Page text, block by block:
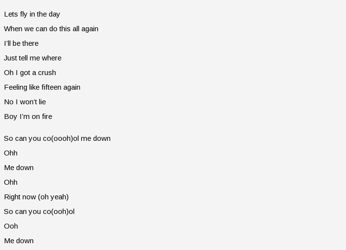
Lets fly in the day
When we can do this all again
I’ll be there
Just tell me where
Oh I got a crush
Feeling like fifteen again
No I won’t lie
Boy I’m on fire
So can you co(oooh)ol me down
Ohh
Me down
Ohh
Right now (oh yeah)
So can you co(ooh)ol
Ooh
Me down